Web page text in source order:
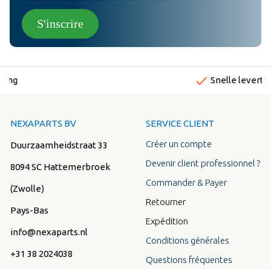
S'inscrire
NEXAPARTS BV
Duurzaamheidstraat 33
8094 SC Hattemerbroek
(Zwolle)
Pays-Bas
info@nexaparts.nl
+31 38 2024038
SERVICE CLIENT
Créer un compte
Devenir client professionnel ?
Commander & Payer
Retourner
Expédition
Conditions générales
Questions fréquentes